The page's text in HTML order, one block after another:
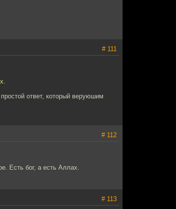
# 111
ответ, который веруюшим
# 112
Есть бог, а есть Аллах.
# 113